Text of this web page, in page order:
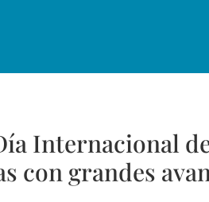
Internacional
con grandes